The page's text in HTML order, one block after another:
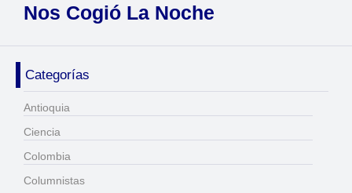
Nos Cogió La Noche
Categorías
Antioquia
Ciencia
Colombia
Columnistas